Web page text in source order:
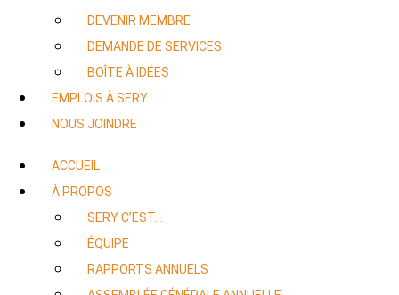
DEVENIR MEMBRE
DEMANDE DE SERVICES
BOÎTE À IDÉES
EMPLOIS À SERY…
NOUS JOINDRE
ACCUEIL
À PROPOS
SERY C’EST…
ÉQUIPE
RAPPORTS ANNUELS